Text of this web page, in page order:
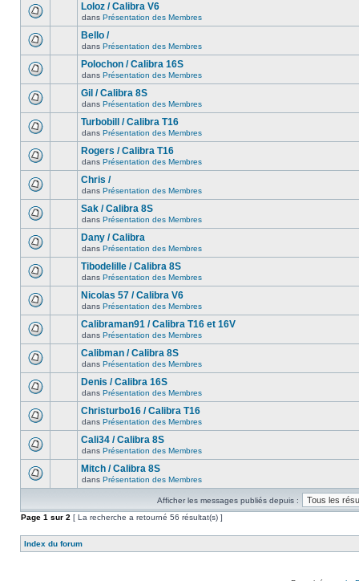
Loloz / Calibra V6
dans Présentation des Membres
Bello /
dans Présentation des Membres
Polochon / Calibra 16S
dans Présentation des Membres
Gil / Calibra 8S
dans Présentation des Membres
Turbobill / Calibra T16
dans Présentation des Membres
Rogers / Calibra T16
dans Présentation des Membres
Chris /
dans Présentation des Membres
Sak / Calibra 8S
dans Présentation des Membres
Dany / Calibra
dans Présentation des Membres
Tibodelille / Calibra 8S
dans Présentation des Membres
Nicolas 57 / Calibra V6
dans Présentation des Membres
Calibraman91 / Calibra T16 et 16V
dans Présentation des Membres
Calibman / Calibra 8S
dans Présentation des Membres
Denis / Calibra 16S
dans Présentation des Membres
Christurbo16 / Calibra T16
dans Présentation des Membres
Cali34 / Calibra 8S
dans Présentation des Membres
Mitch / Calibra 8S
dans Présentation des Membres
Afficher les messages publiés depuis :
Page 1 sur 2 [ La recherche a retourné 56 résultat(s) ]
Index du forum